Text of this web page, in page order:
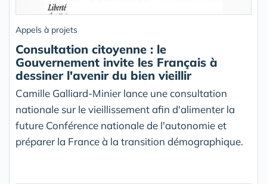
Appels à projets
Consultation citoyenne : le
Gouvernement invite les Français à
dessiner l'avenir du bien vieillir
Camille Galliard-Minier lance une consultation
nationale sur le vieillissement afin d'alimenter la
future Conférence nationale de l'autonomie et
préparer la France à la transition démographique.